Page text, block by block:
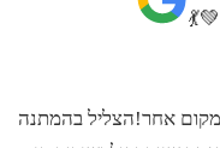
אחר!הצליל בהמתנה